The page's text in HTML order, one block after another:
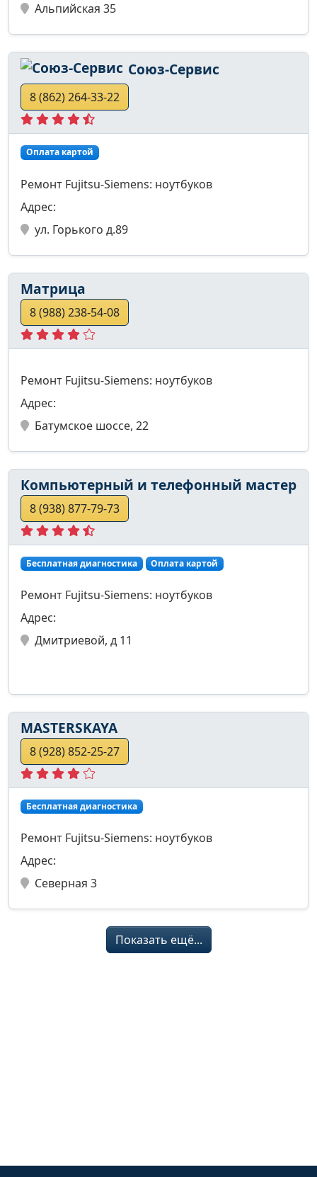
Альпийская 35
Союз-Сервис
8 (862) 264-33-22
Оплата картой
Ремонт Fujitsu-Siemens: ноутбуков
Адрес:
ул. Горького д.89
Матрица
8 (988) 238-54-08
Ремонт Fujitsu-Siemens: ноутбуков
Адрес:
Батумское шоссе, 22
Компьютерный и телефонный мастер
8 (938) 877-79-73
Бесплатная диагностика Оплата картой
Ремонт Fujitsu-Siemens: ноутбуков
Адрес:
Дмитриевой, д 11
MASTERSKAYA
8 (928) 852-25-27
Бесплатная диагностика
Ремонт Fujitsu-Siemens: ноутбуков
Адрес:
Северная 3
Показать ещё...